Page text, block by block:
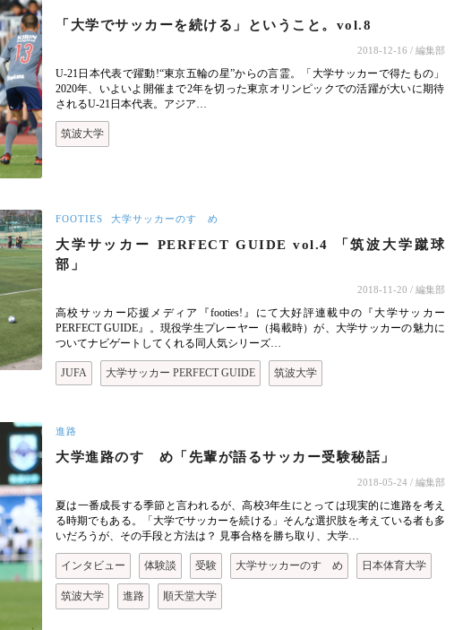
「大学でサッカーを続ける」ということ。vol.8
2018-12-16 / 編集部
U-21日本代表で躍動!“東京五輪の星”からの言霊。「大学サッカーで得たもの」
2020年、いよいよ開催まで2年を切った東京オリンピックでの活躍が大いに期待
されるU-21日本代表。アジア…
筑波大学
FOOTIES 大学サッカーのすゝめ
大学サッカー PERFECT GUIDE vol.4 「筑波大学蹴球
部」
2018-11-20 / 編集部
高校サッカー応援メディア『footies!』にて大好評連載中の『大学サッカー
PERFECT GUIDE』。現役学生プレーヤー（掲載時）が、大学サッカーの魅力に
ついてナビゲートしてくれる同人気シリーズ…
JUFA 大学サッカー PERFECT GUIDE 筑波大学
進路
大学進路のすゝめ「先輩が語るサッカー受験秘話」
2018-05-24 / 編集部
夏は一番成長する季節と言われるが、高校3年生にとっては現実的に進路を考え
る時期でもある。「大学でサッカーを続ける」そんな選択肢を考えている者も多
いだろうが、その手段と方法は？ 見事合格を勝ち取り、大学…
インタビュー 体験談 受験 大学サッカーのすゝめ 日本体育大学
筑波大学 進路 順天堂大学